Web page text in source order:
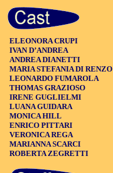
ELEONORA CRUPI
IVAN D’ANDREA
ANDREA DIANETTI
MARIA STEFANIA DI RENZO
LEONARDO FUMAROLA
THOMAS GRAZIOSO
IRENE GUGLIELMI
LUANA GUIDARA
MONICA HILL
ENRICO PITTARI
VERONICA REGA
MARIANNA SCARCI
ROBERTA ZEGRETTI